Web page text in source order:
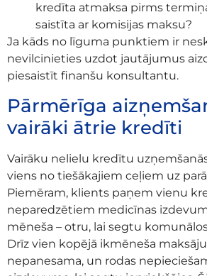
kredīta atmaksa pirms
saistīta ar komisijas maksu?
Ja kāds no līguma punktiem ir
nevilcinieties uzdot jautājumus
piesaistīt finanšu konsultantu.
Pārmērīga
vairāki ātrie kredīti
Vairāku nelielu kredītu
viens no tiešākajiem ceļiem uz
Piemēram, klients paņem vienu
neparedzētiem medicīnas
mēneša – otru, lai segtu
Drīz vien kopējā ikmēneša
nepanesama, un rodas